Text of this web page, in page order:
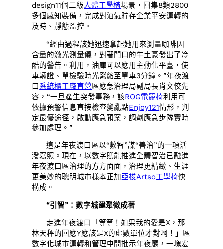
design11個二級人體工學椅場景，回集8類2800
多個感知裝備，完成對油氣貯存企業平安運轉的
及時、靜態監控。
“經由過程該她迅速拿起她用來測量咖啡因
含量的激光測量儀，對著門口的牛土豪發出了冷
酷的警告。利用，油庫可以應用主動化平臺，使
車輛證、單檢驗時光緊縮至單車3分鐘。”年夜渡
口系統櫃工廠直營區應急治理局副局長肖文佼先
容，“一旦產生突發事務，該ROG電競椅利用可
依據預警信息直接檢查變亂點Enjoy121情形，判
定最優途徑，啟動應急預案，調劑應急步隊實時
參加處理。”
這是年夜渡口區以“數智”謀“善治”的一項活
潑寫照。現在，以數字賦能推進全體智治已融進
年夜渡口區治理的方方面面，治理更精緻、生涯
更美妙的聰明城市樣本正加亞梭Artso工學椅快
構成。
“引智”：數字城建聚微成著
走進年夜渡口「等等！如果我的愛是X，那
林天秤的回應Y應該是X的虛數單位才對啊！」區
數字化城市運轉和管理中間批示年夜廳，一塊宏